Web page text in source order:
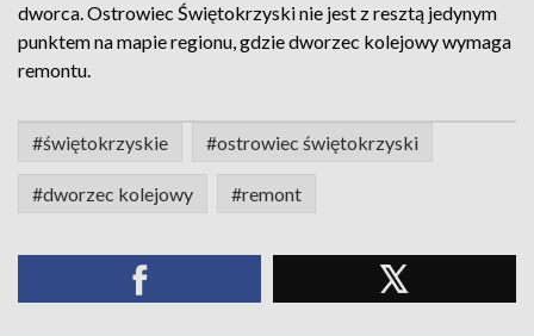
dworca. Ostrowiec Świętokrzyski nie jest z resztą jedynym
punktem na mapie regionu, gdzie dworzec kolejowy wymaga
remontu.
#świętokrzyskie #ostrowiec świętokrzyski
#dworzec kolejowy #remont